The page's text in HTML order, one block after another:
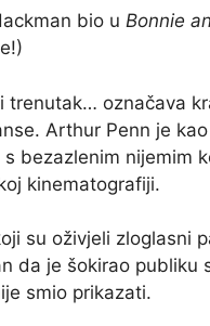
bio u Bonnie
trenutak… označava
Arthur Penn je
bezazlenim nijemim
kinematografiji.
su oživjeli zloglasni
da je šokirao publiku
smio prikazati.